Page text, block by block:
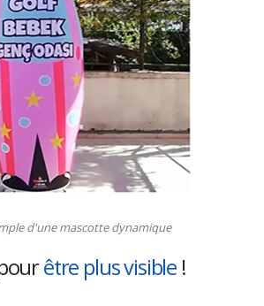
d'une mascotte dynamique
être plus visible !